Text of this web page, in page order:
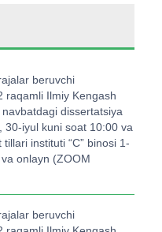
beruvchi
raqamli Ilmiy Kengash
dissertatsiya
30-iyul kuni soat 10:00 va
instituti “C” binosi 1-
onlayn (ZOOM
beruvchi